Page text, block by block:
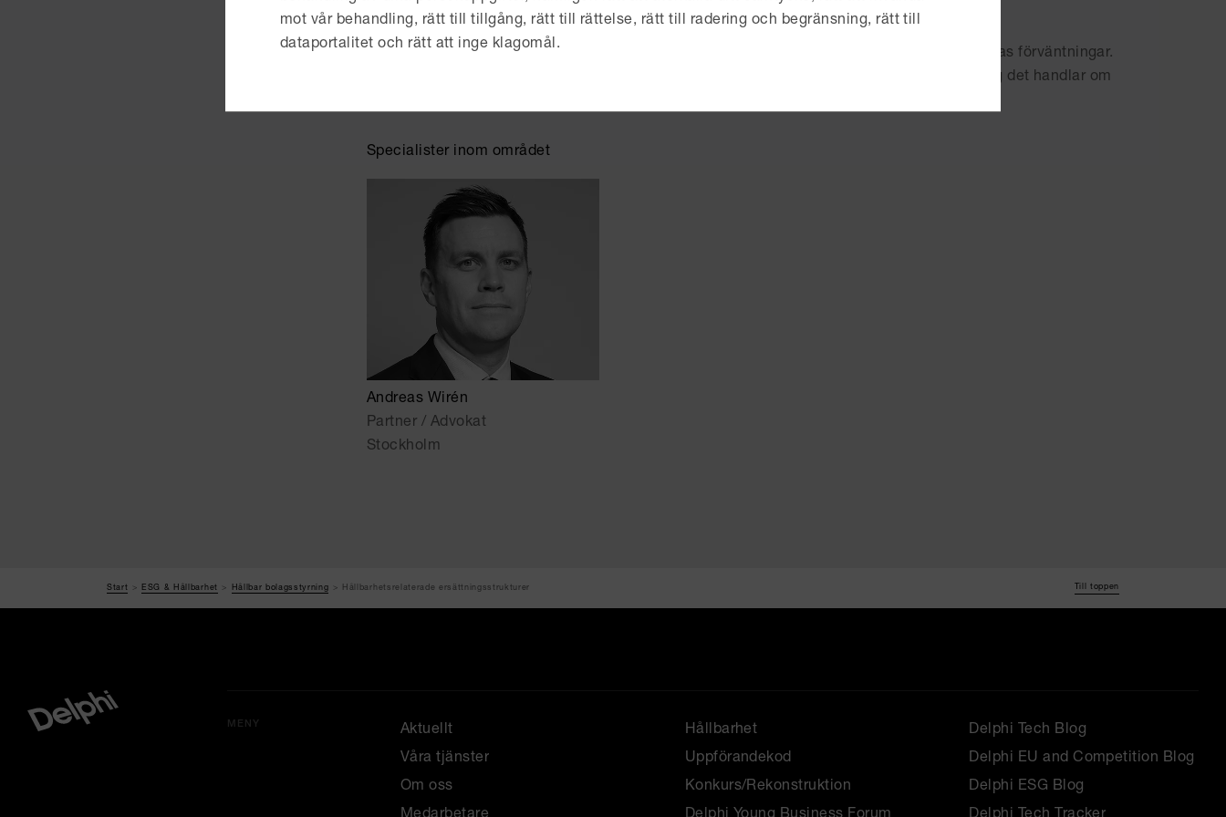
nyckeltal kan ni skapa drivkraft till en hållbar omställning inom hela organisationen.
Delphi har omfattande kunskap om de rättsliga kraven, marknadstrenderna och investerarnas förväntningar.
Vi vet hur företag på ett effektivt sätt kan integrera ESG i sina ersättningsstrukturer, vare sig det handlar om
Specialister inom området
Andreas Wirén
Partner / Advokat
Stockholm
Start ESG & Hållbarhet Hållbar bolagsstyrning Hållbarhetsrelaterade ersättningsstrukturer Till toppen
MENY Aktuellt Hållbarhet
Delphi Tech Blog
Våra tjänster
Uppförandekod
Delphi EU and Competition Blog
Om oss
Konkurs/Rekonstruktion
Delphi ESG Blog
mot vår behandling, rätt till tillgång, rätt till rättelse, rätt till radering och begränsning, rätt till
dataportalitet och rätt att inge klagomål.